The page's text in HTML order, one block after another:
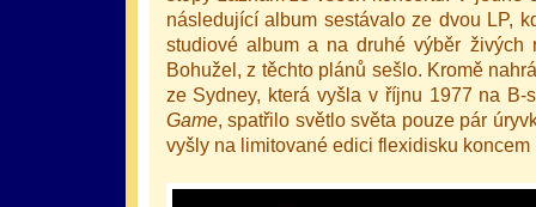
následující album sestávalo ze dvou LP,
studiové album a na druhé výběr živých
Bohužel, z těchto plánů sešlo. Kromě
ze Sydney, která vyšla v říjnu 1977 na
Game, spatřilo světlo světa pouze pár
vyšly na limitované edici flexidisku koncem